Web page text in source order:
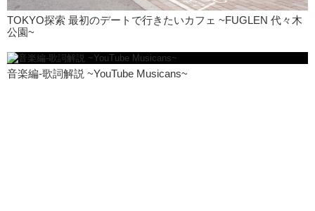
TOKYO探索 最初のデートで行きたいカフェ ~FUGLEN 代々木
公園~
音楽編-歌詞解説 ~YouTube Musicans~